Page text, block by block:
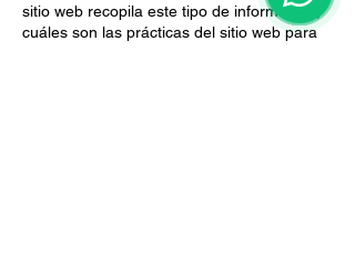
sitio web recopila este tipo de información,
cuáles son las prácticas del sitio web para